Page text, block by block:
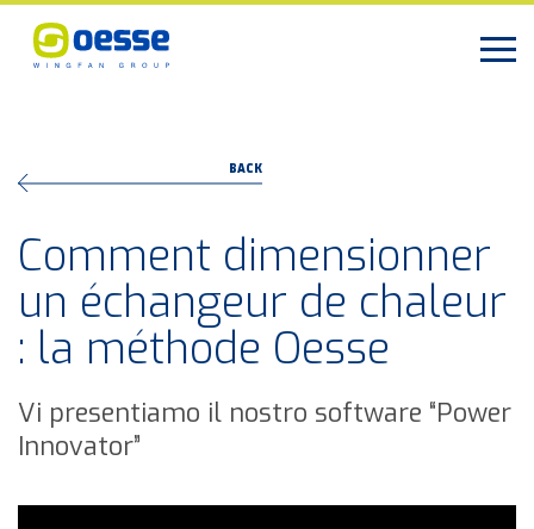
BACK
Comment dimensionner
un échangeur de chaleur
: la méthode Oesse
Vi presentiamo il nostro software “Power
Innovator”